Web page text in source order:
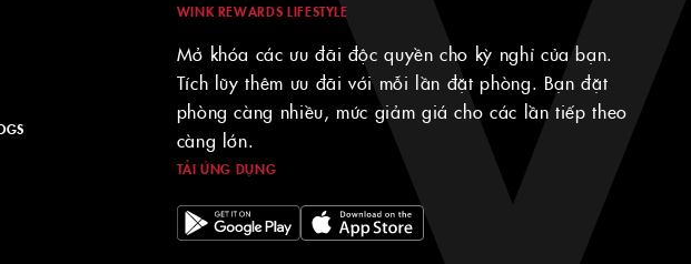
WINK REWARDS LIFESTYLE
Mở khóa các ưu đãi độc quyền cho kỳ nghỉ của bạn.
Tích lũy thêm ưu đãi với mỗi lần đặt phòng. Bạn đặt
phòng càng nhiều, mức giảm giá cho các lần tiếp theo
càng lớn.
TẢI ỨNG DỤNG